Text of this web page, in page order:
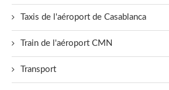
Taxis de l'aéroport de Casablanca
Train de l'aéroport CMN
Transport